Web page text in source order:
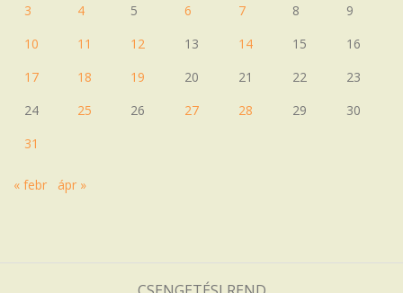
3
4 5 6 7 8
9
10
11 12 13 14 15
16
17
18 19 20 21 22
23
24
25 26 27 28 29
30
31
« febr ápr »